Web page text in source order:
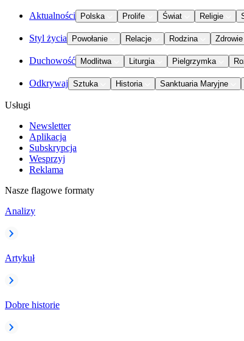
Aktualności Polska Prolife Świat Religie
Styl życia Powołanie Relacje Rodzina Zdrowie
Duchowość Modlitwa Liturgia Pielgrzymka
Odkrywaj Sztuka Historia Sanktuaria Maryjne
Usługi
Newsletter
Aplikacja
Subskrypcja
Wesprzyj
Reklama
Nasze flagowe formaty
Analizy
Artykuł
Dobre historie